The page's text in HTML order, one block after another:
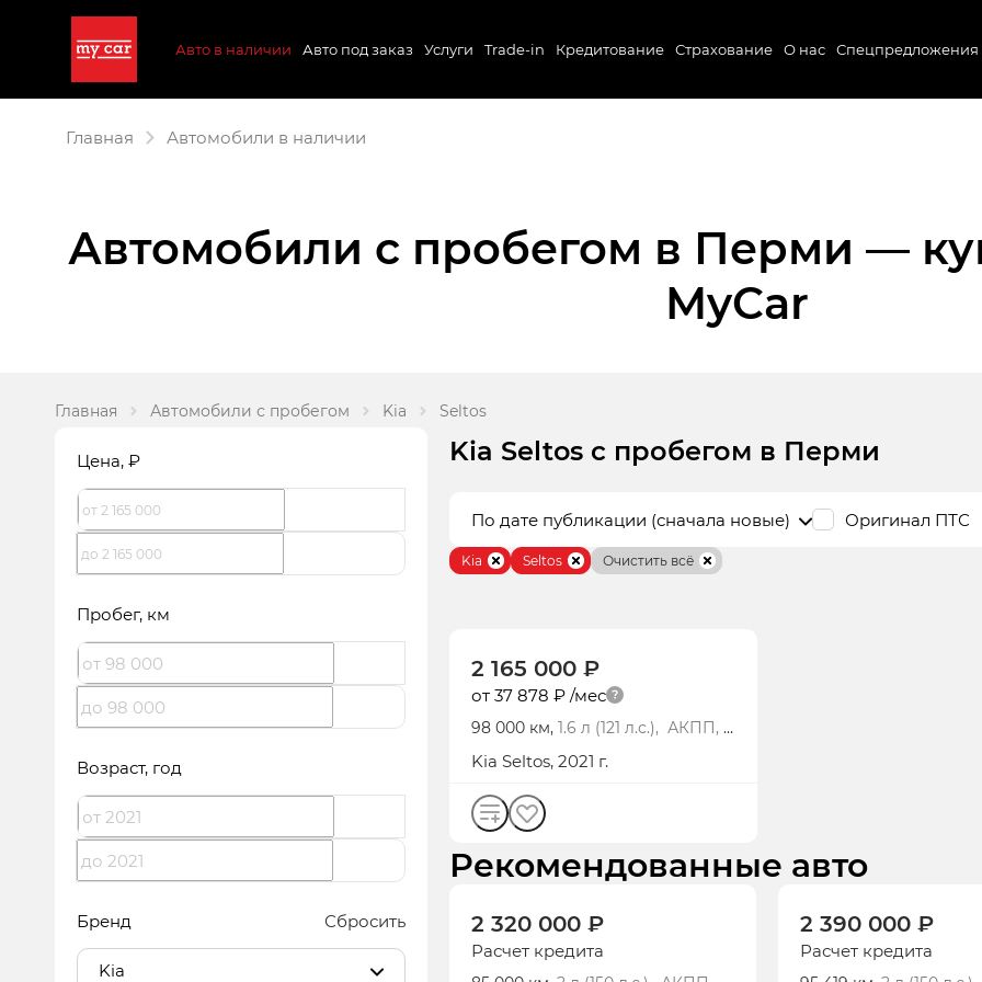
Авто в наличии Авто под заказ Услуги Trade-in Кредитование Страхование О нас Спецпредложения
Главная Автомобили в наличии
Автомобили с пробегом в Перми —
MyCar
Главная Автомобили с пробегом Kia Seltos
Цена, ₽
Пробег, км
Возраст, год
Бренд Сбросить
Kia
Kia Seltos с пробегом в Перми
По дате публикации (сначала новые) Оригинал ПТС
Kia Seltos Очистить всё
2 165 000 ₽
от 37 878 ₽ /мес
98 000 км, 1.6 л (121 л.с.), АКПП,
Kia Seltos, 2021 г.
Рекомендованные авто
2 320 000 ₽
Расчет кредита
2 390 000 ₽
Расчет кредита